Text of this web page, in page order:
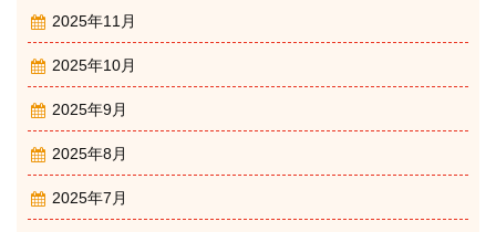
2025年11月
2025年10月
2025年9月
2025年8月
2025年7月